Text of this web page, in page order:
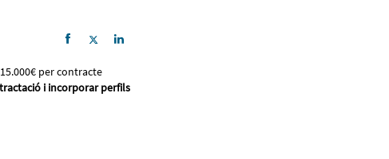
per contracte
i incorporar perfils